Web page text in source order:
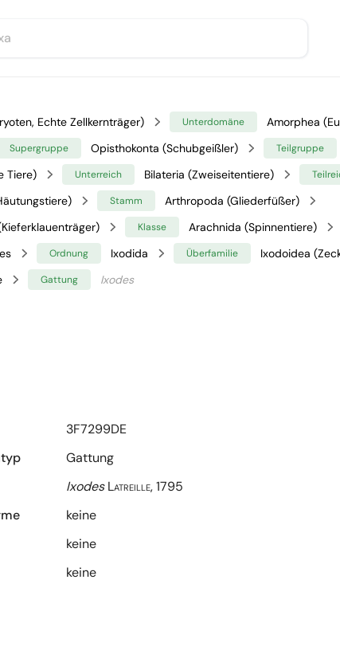
Echte Zellkernträger) Unterdomäne Amorphea
Supergruppe Opisthokonta (Schubgeißler) Teilgruppe
Tiere) Unterreich Bilateria (Zweiseitentiere)
Stamm Arthropoda (Gliederfüßer)
Klasse Arachnida (Spinnentiere)
Ordnung Ixodida Überfamilie Ixodoidea
Gattung Ixodes
3F7299DE
Gattung
Ixodes Latreille, 1795
keine
keine
keine